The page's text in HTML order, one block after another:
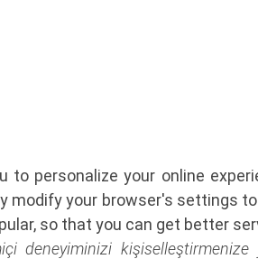
to personalize your online
modify your browser's settings
so that you can get better
deneyiminizi